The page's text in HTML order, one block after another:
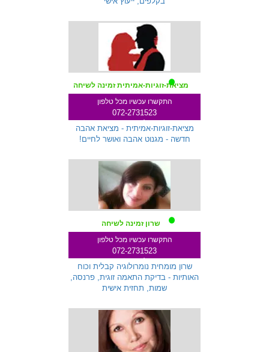
מציאת-זוגיות-אמיתית זמינה לשיחה
התקשרו עכשיו מכל טלפון
072-2731523
מציאת-זוגיות-אמיתית - מציאת אהבה
חדשה - מגנוט אהבה ואושר לחיים!
שרון זמינה לשיחה
התקשרו עכשיו מכל טלפון
072-2731523
שלוחה 233
שרון מומחית נומרולוגיה קבלית וכוח
האותיות - בדיקת התאמה זוגית, פרנסה,
שמות, תחזית אישית